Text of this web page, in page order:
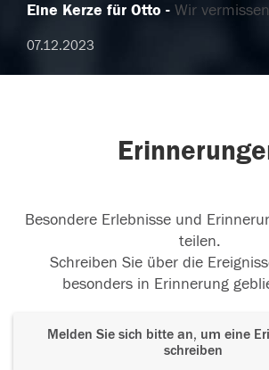
Eine Kerze für Otto Wir
07.12.2023
Besondere Erlebnisse und
teilen.
Schreiben Sie über die
besonders in Erinnerung
Melden Sie sich bitte an, um eine
schreiben